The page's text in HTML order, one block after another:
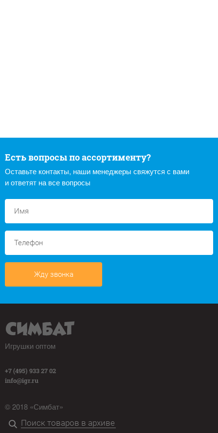
Есть вопросы по ассортименту?
Оставьте контакты, наши менеджеры свяжутся с вами
и ответят на все вопросы
Жду звонка
Игрушки оптом
+7 (495) 933 27 02
info@igr.ru
© 2018 «Симбат»